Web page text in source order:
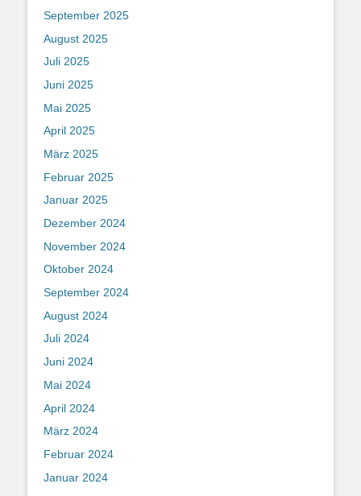
September 2025
August 2025
Juli 2025
Juni 2025
Mai 2025
April 2025
März 2025
Februar 2025
Januar 2025
Dezember 2024
November 2024
Oktober 2024
September 2024
August 2024
Juli 2024
Juni 2024
Mai 2024
April 2024
März 2024
Februar 2024
Januar 2024